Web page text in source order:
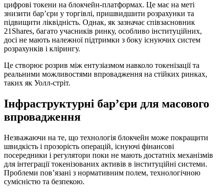
цифрові токени на блокчейн-платформах. Це має на меті
знизити бар’єри у торгівлі, пришвидшити розрахунки та
підвищити ліквідність. Однак, як зазначає співзасновник
21Shares, багато учасників ринку, особливо інституційних,
досі не мають належної підтримки з боку існуючих систем
розрахунків і клірингу.
Це створює розрив між ентузіазмом навколо токенізації та
реальними можливостями впровадження на стійких ринках,
таких як Уолл-стріт.
Інфраструктурні бар’єри для масового
впровадження
Незважаючи на те, що технологія блокчейн може покращити
швидкість і прозорість операцій, існуючі фінансові
посередники і регулятори поки не мають достатніх механізмів
для інтеграції токенізованих активів в інституційні системи.
Проблеми пов’язані з нормативним полем, технологічною
сумісністю та безпекою.